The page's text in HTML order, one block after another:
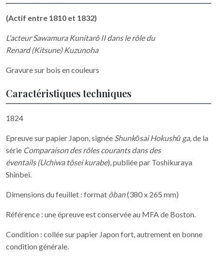
(Actif entre 1810 et 1832)
L'acteur Sawamura Kunitarô II dans le rôle du
Renard (Kitsune) Kuzunoha
Gravure sur bois en couleurs
Caractéristiques techniques
1824
Epreuve sur papier Japon, signée Shunkōsai Hokushū ga, de la
série Comparaison des rôles courants dans des
éventails (Uchiwa tôsei kurabe), publiée par Toshikuraya
Shinbei.
Dimensions du feuillet : format ôban(380 x 265 mm)
Référence : une épreuve est conservée au MFA de Boston.
Condition : collée sur papier Japon fort, autrement en bonne
condition générale.